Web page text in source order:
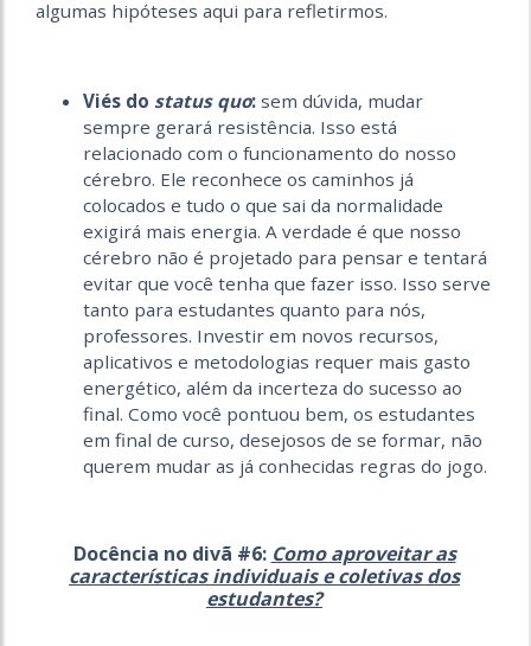
algumas hipóteses aqui para refletirmos.
Viés do status quo: sem dúvida, mudar
sempre gerará resistência. Isso está
relacionado com o funcionamento do nosso
cérebro. Ele reconhece os caminhos já
colocados e tudo o que sai da normalidade
exigirá mais energia. A verdade é que nosso
cérebro não é projetado para pensar e tentará
evitar que você tenha que fazer isso. Isso serve
tanto para estudantes quanto para nós,
professores. Investir em novos recursos,
aplicativos e metodologias requer mais gasto
energético, além da incerteza do sucesso ao
final. Como você pontuou bem, os estudantes
em final de curso, desejosos de se formar, não
querem mudar as já conhecidas regras do jogo.
Docência no divã #6: Como aproveitar as
características individuais e coletivas dos
estudantes?